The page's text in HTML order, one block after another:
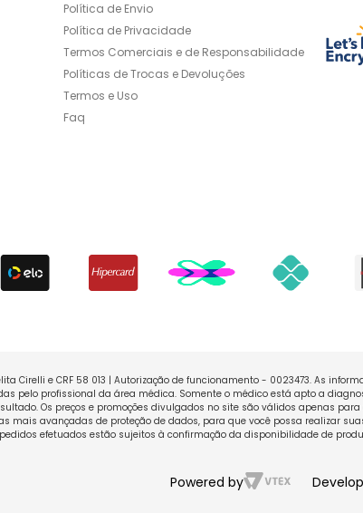
Política de Envio
Política de Privacidade
Termos Comerciais e de Responsabilidade
Políticas de Trocas e Devoluções
Termos e Uso
Faq
Cirelli e CRF 58 013 | Autorização de funcionamento - 0023473. As
pelo profissional da área médica. Somente o médico está apto a
Os preços e promoções divulgados no site são válidos apenas
mais avançadas de proteção de dados, para que você possa realizar
efetuados estão sujeitos à confirmação da disponibilidade de
Powered by